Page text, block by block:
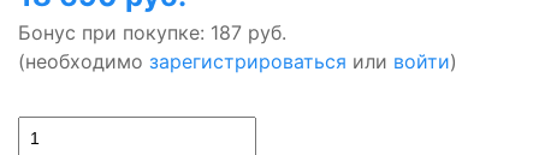
Бонус при покупке: 187 руб.
(необходимо зарегистрироваться или войти)